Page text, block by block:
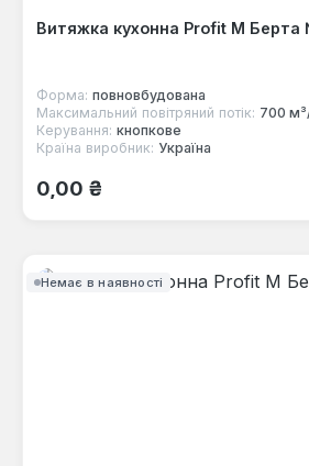
Витяжка кухонна Profit M Берта
Форма: повновбудована
Максимальний повітряний потік: 700
Керування: кнопкове
Країна виробник: Україна
Звичайна ціна:
0,00 ₴
Немає в наявності